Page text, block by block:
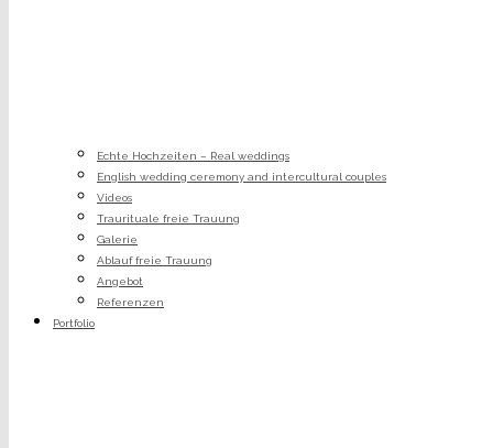
Echte Hochzeiten – Real weddings
English wedding ceremony and intercultural couples
Videos
Traurituale freie Trauung
Galerie
Ablauf freie Trauung
Angebot
Referenzen
Portfolio